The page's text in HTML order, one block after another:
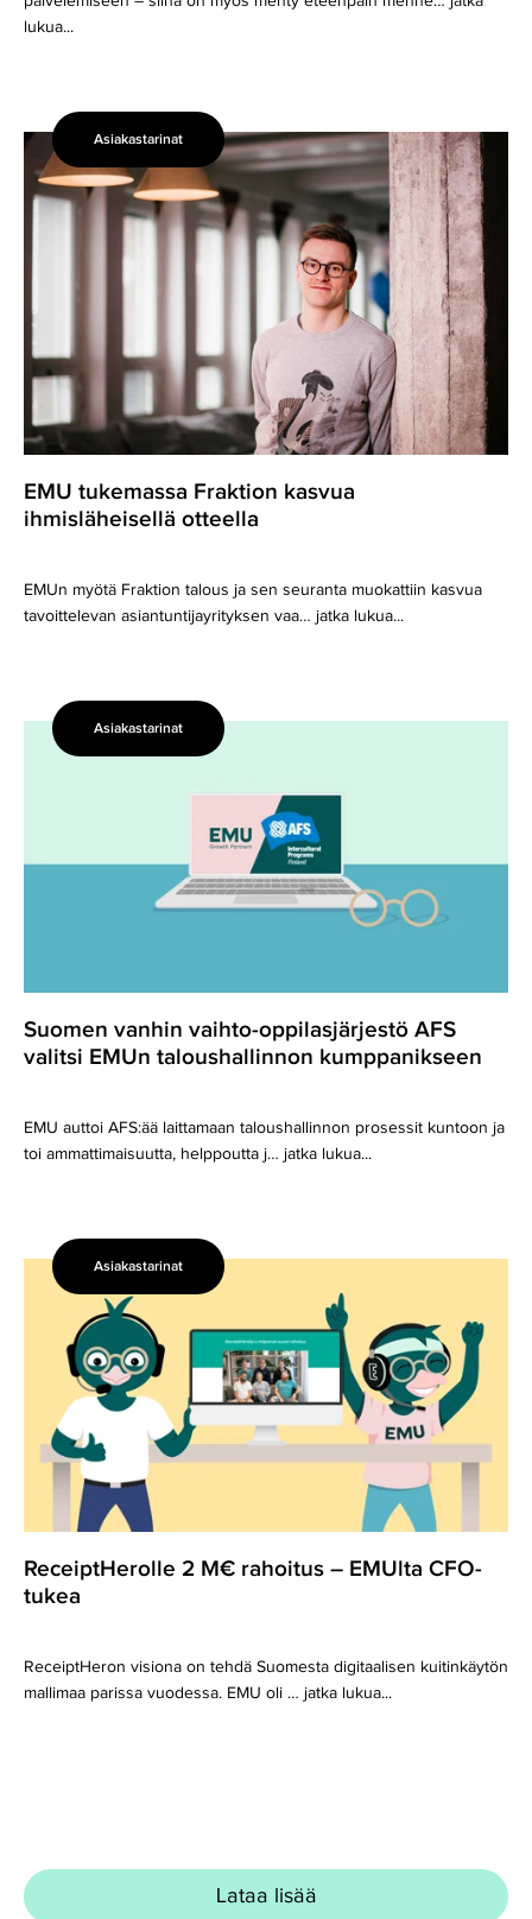
lukua...
EMU
tukemassa
Fraktion
kasvua
ihmisläheisellä
Asiakastarinat
EMU tukemassa Fraktion kasvua
ihmisläheisellä otteella
EMUn myötä Fraktion talous ja sen seuranta muokattiin kasvua
tavoittelevan asiantuntijayrityksen vaa… jatka lukua...
Suomen
vanhin
Asiakastarinat
Suomen vanhin vaihto-oppilasjärjestö AFS
valitsi EMUn taloushallinnon kumppanikseen
EMU auttoi AFS:ää laittamaan taloushallinnon prosessit kuntoon ja
toi ammattimaisuutta, helppoutta j… jatka lukua...
ReceiptHerolle
rahoitus
EMUlta
CFO-
tukea
Asiakastarinat
ReceiptHerolle 2 M€ rahoitus – EMUlta CFO-
tukea
ReceiptHeron visiona on tehdä Suomesta digitaalisen kuitinkäytön
mallimaa parissa vuodessa. EMU oli … jatka lukua...
Lataa lisää